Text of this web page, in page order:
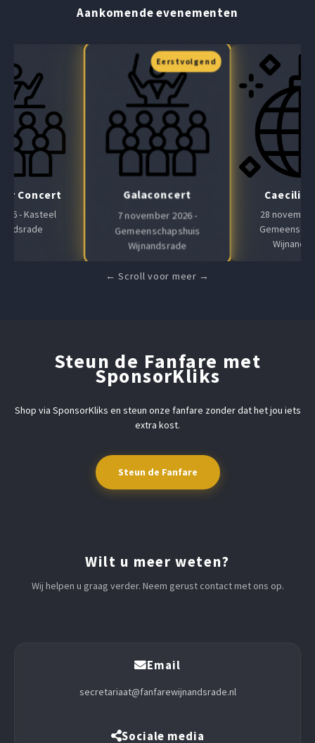
Aankomende evenementen
Concert
- Kasteel
Galaconcert
7 november 2026 -
Gemeenschapshuis
Wijnandsrade
28
Steun de Fanfare met
SponsorKliks
Shop via SponsorKliks en steun onze fanfare zonder dat het jou iets
extra kost.
Steun de Fanfare
Wilt u meer weten?
Wij helpen u graag verder. Neem gerust contact met ons op.
Email
secretariaat@fanfarewijnandsrade.nl
Sociale media